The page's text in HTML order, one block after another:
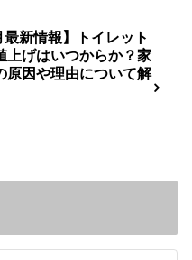
最新情報】トイレット
上げはいつからか？家
原因や理由について解